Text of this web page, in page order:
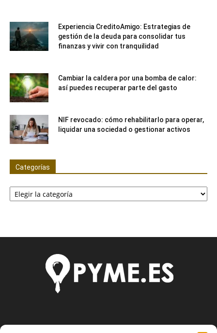
Experiencia CreditoAmigo: Estrategias de
gestión de la deuda para consolidar tus
finanzas y vivir con tranquilidad
Cambiar la caldera por una bomba de calor:
así puedes recuperar parte del gasto
NIF revocado: cómo rehabilitarlo para operar,
liquidar una sociedad o gestionar activos
Categorías
Categorías